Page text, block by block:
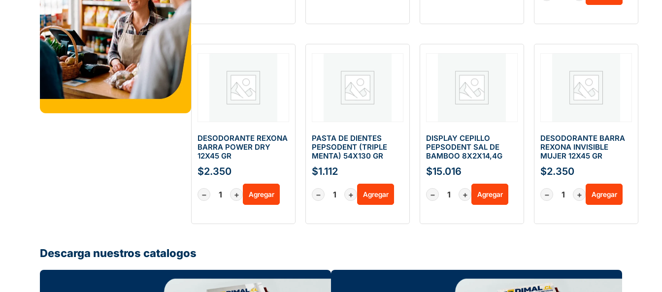
DESODORANTE REXONA
BARRA POWER DRY
12X45 GR
$2.350
− + Agregar
PASTA DE DIENTES
PEPSODENT (TRIPLE
MENTA) 54X130 GR
$1.112
− + Agregar
DISPLAY CEPILLO
PEPSODENT SAL DE
BAMBOO 8X2X14,4G
$15.016
− + Agregar
DESODORANTE BARRA
REXONA INVISIBLE
MUJER 12X45 GR
$2.350
− + Agregar
Descarga nuestros catalogos